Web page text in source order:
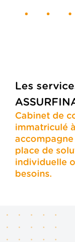
Les
Cabinet de
immatriculé
place de
individuelle
besoins.